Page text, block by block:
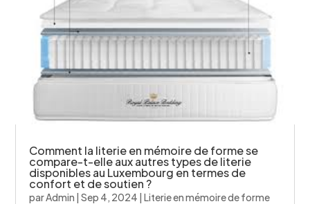
Comment la literie en mémoire de forme se
compare-t-elle aux autres types de literie
disponibles au Luxembourg en termes de
confort et de soutien ?
parAdmin |Sep 4, 2024 |Literie en mémoire de forme